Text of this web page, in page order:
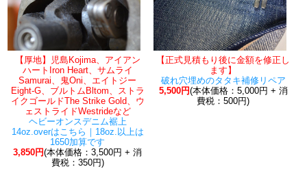
【厚地】児島Kojima、アイアン
ハートIron Heart、サムライ
Samurai、鬼Oni、エイトジー
Eight-G、ブルトムBltom、ストラ
イクゴールドThe Strike Gold、ウ
ェストライドWestrideなど
ヘビーオンスデニム裾上
14oz.overはこちら｜18oz.以上は
1650加算です
3,850円(本体価格：3,500円 + 消
費税：350円)
【正式見積もり後に金額を修正し
ます】
破れ穴埋めのタタキ補修リペア
5,500円(本体価格：5,000円 + 消
費税：500円)